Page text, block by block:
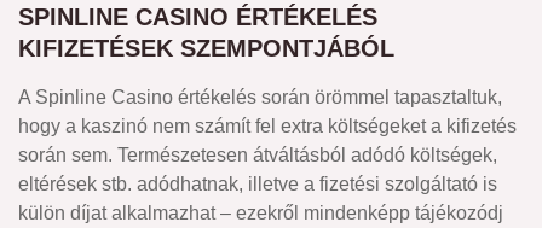
SPINLINE CASINO ÉRTÉKELÉS
KIFIZETÉSEK SZEMPONTJÁBÓL
A Spinline Casino értékelés során örömmel tapasztaltuk,
hogy a kaszinó nem számít fel extra költségeket a kifizetés
során sem. Természetesen átváltásból adódó költségek,
eltérések stb. adódhatnak, illetve a fizetési szolgáltató is
külön díjat alkalmazhat – ezekről mindenképp tájékozódj